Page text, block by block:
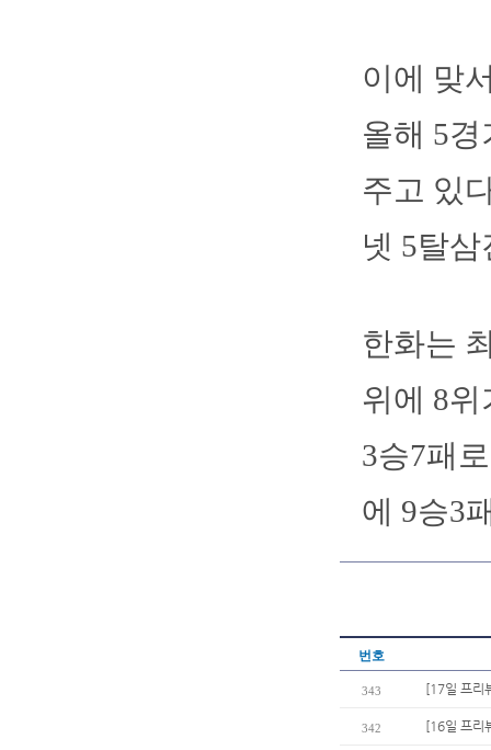
이에 맞
올해 5
주고 있
넷 5탈
한화는
위에 8
3승7패
에 9승3
번호
343 [17일 프리
342 [16일 프리